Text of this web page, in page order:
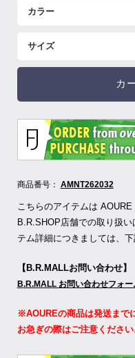
カ
商品番号： AMNT262032
こちらのアイテムは AOURE
B.R.SHOP店舗での取り扱
テム詳細につきましては、
【B.R.MALLお問い合わせ】
B.R.MALL お問い合わせフォー
※AOUREの商品は発送まで
お急ぎの際はご注意ください